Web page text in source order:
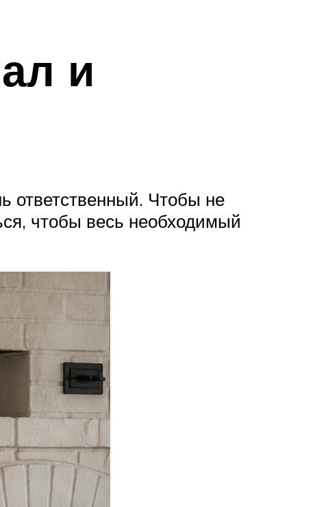
и
ответственный. Чтобы не
чтобы весь необходимый